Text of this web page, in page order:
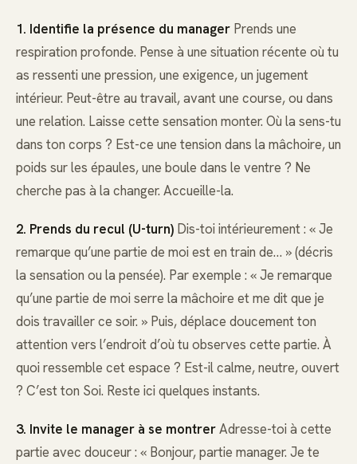
1. Identifie la présence du manager Prends une
respiration profonde. Pense à une situation récente où tu
as ressenti une pression, une exigence, un jugement
intérieur. Peut-être au travail, avant une course, ou dans
une relation. Laisse cette sensation monter. Où la sens-tu
dans ton corps ? Est-ce une tension dans la mâchoire, un
poids sur les épaules, une boule dans le ventre ? Ne
cherche pas à la changer. Accueille-la.
2. Prends du recul (U-turn) Dis-toi intérieurement : « Je
remarque qu’une partie de moi est en train de… » (décris
la sensation ou la pensée). Par exemple : « Je remarque
qu’une partie de moi serre la mâchoire et me dit que je
dois travailler ce soir. » Puis, déplace doucement ton
attention vers l’endroit d’où tu observes cette partie. À
quoi ressemble cet espace ? Est-il calme, neutre, ouvert
? C’est ton Soi. Reste ici quelques instants.
3. Invite le manager à se montrerAdresse-toi à cette
partie avec douceur : « Bonjour, partie manager. Je te